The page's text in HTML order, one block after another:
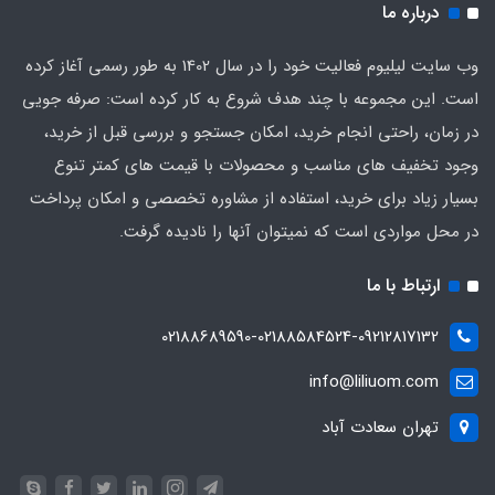
درباره ما
وب سایت لیلیوم فعالیت خود را در سال 1402 به طور رسمی آغاز کرده
است. این مجموعه با چند هدف شروع به کار کرده است: صرفه جویی
در زمان، راحتی انجام خرید، امکان جستجو و بررسی قبل از خرید،
وجود تخفیف های مناسب و محصولات با قیمت های کمتر تنوع
بسیار زیاد برای خرید، استفاده از مشاوره تخصصی و امکان پرداخت
در محل مواردی است که نمیتوان آنها را نادیده گرفت.
ارتباط با ما
02188689590-02188584524-09212817132
info@liliuom.com
تهران سعادت آباد